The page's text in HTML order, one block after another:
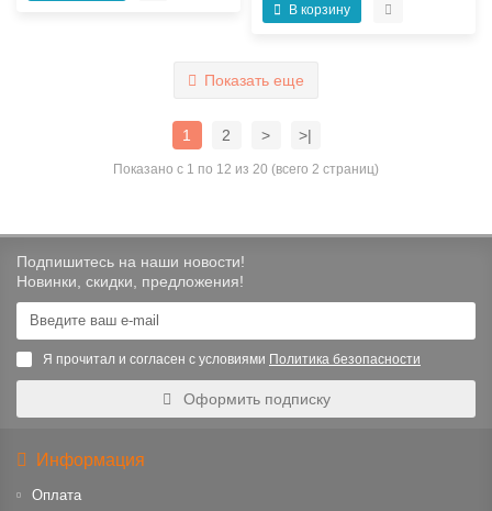
В корзину
Показать еще
1 2 > >|
Показано с 1 по 12 из 20 (всего 2 страниц)
Подпишитесь на наши новости!
Новинки, скидки, предложения!
Я прочитал и согласен с условиями Политика безопасности
Оформить подписку
Информация
Оплата